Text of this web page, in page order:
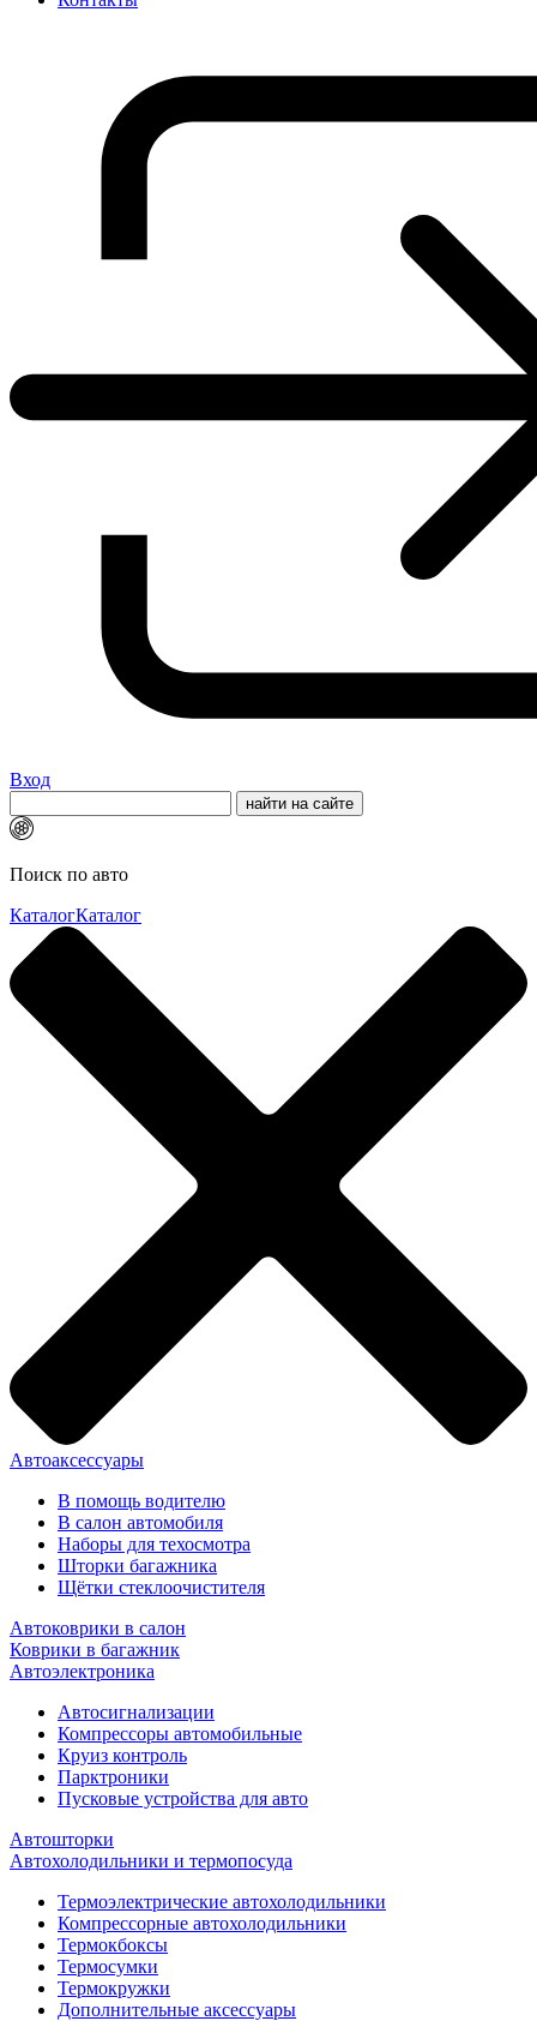
Вход
Поиск по авто
КаталогКаталог
Автоаксессуары
В помощь водителю
В салон автомобиля
Наборы для техосмотра
Шторки багажника
Щётки стеклоочистителя
Автоковрики в салон
Коврики в багажник
Автоэлектроника
Автосигнализации
Компрессоры автомобильные
Круиз контроль
Парктроники
Пусковые устройства для авто
Автошторки
Автохолодильники и термопосуда
Термоэлектрические автохолодильники
Компрессорные автохолодильники
Термокбоксы
Термосумки
Термокружки
Дополнительные аксессуары